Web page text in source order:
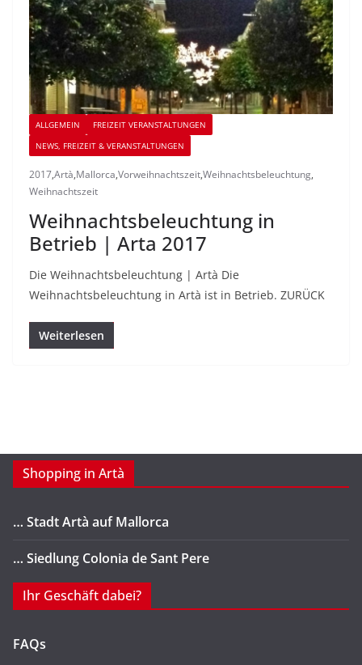
ALLGEMEIN
FREIZEIT VERANSTALTUNGEN
NEWS, FREIZEIT & VERANSTALTUNGEN
2017,Artà,Mallorca,Vorweihnachtszeit,Weihnachtsbeleuchtung,
Weihnachtszeit
Weihnachtsbeleuchtung in
Betrieb | Arta 2017
Die Weihnachtsbeleuchtung | Artà Die
Weihnachtsbeleuchtung in Artà ist in Betrieb. ZURÜCK
Weiterlesen
Shopping in Artà
… Stadt Artà auf Mallorca
… Siedlung Colonia de Sant Pere
Ihr Geschäft dabei?
FAQs